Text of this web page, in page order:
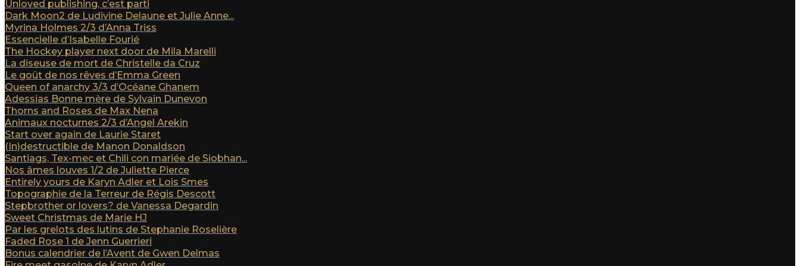
Unloved publishing, c’est parti
Dark Moon2 de Ludivine Delaune et Julie Anne...
Myrina Holmes 2/3 d’Anna Triss
Essencielle d’Isabelle Fourié
The Hockey player next door de Mila Marelli
La diseuse de mort de Christelle da Cruz
Le goût de nos rêves d’Emma Green
Queen of anarchy 3/3 d’Océane Ghanem
Adessias Bonne mère de Sylvain Dunevon
Thorns and Roses de Max Nena
Animaux nocturnes 2/3 d’Angel Arekin
Start over again de Laurie Staret
(In)destructible de Manon Donaldson
Santiags, Tex-mec et Chili con mariée de Siobhan...
Nos âmes louves 1/2 de Juliette Pierce
Entirely yours de Karyn Adler et Lois Smes
Topographie de la Terreur de Régis Descott
Stepbrother or lovers? de Vanessa Degardin
Sweet Christmas de Marie HJ
Par les grelots des lutins de Stephanie Roselière
Faded Rose 1 de Jenn Guerrieri
Bonus calendrier de l’Avent de Gwen Delmas